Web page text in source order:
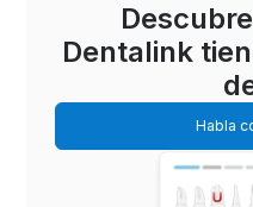
Dentalink
Habla